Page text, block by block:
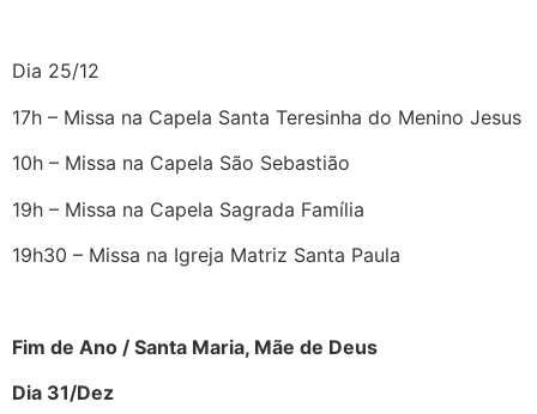
Dia 25/12
17h – Missa na Capela Santa Teresinha do Menino Jesus
10h – Missa na Capela São Sebastião
19h – Missa na Capela Sagrada Família
19h30 – Missa na Igreja Matriz Santa Paula
Fim de Ano / Santa Maria, Mãe de Deus
Dia 31/Dez